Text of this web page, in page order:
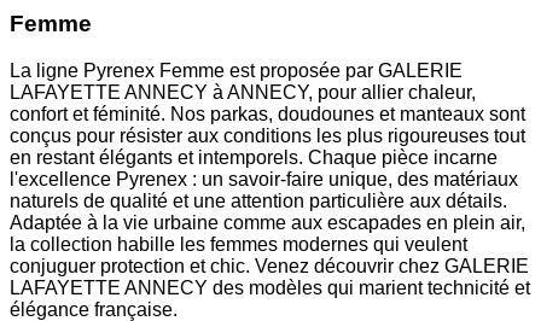
Femme
La ligne Pyrenex Femme est proposée par GALERIE
LAFAYETTE ANNECY à ANNECY, pour allier chaleur,
confort et féminité. Nos parkas, doudounes et manteaux sont
conçus pour résister aux conditions les plus rigoureuses tout
en restant élégants et intemporels. Chaque pièce incarne
l'excellence Pyrenex : un savoir-faire unique, des matériaux
naturels de qualité et une attention particulière aux détails.
Adaptée à la vie urbaine comme aux escapades en plein air,
la collection habille les femmes modernes qui veulent
conjuguer protection et chic. Venez découvrir chez GALERIE
LAFAYETTE ANNECY des modèles qui marient technicité et
élégance française.